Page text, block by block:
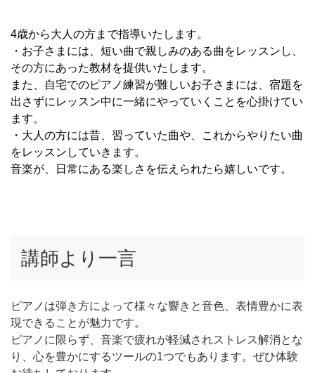
4歳から大人の方まで指導いたします。
・お子さまには、短い曲で親しみのある曲をレッスンし、
その方にあった教材を提供いたします。
また、自宅でのピアノ練習が難しいお子さまには、宿題を
出さずにレッスン中に一緒にやっていくことを心掛けてい
ます。
・大人の方には昔、習っていた曲や、これからやりたい曲
をレッスンしていきます。
音楽が、日常にある楽しさを伝えられたら嬉しいです。
講師より一言
ピアノは弾き方によって様々な響きと音色、表情豊かに表
現できることが魅力です。
ピアノに限らず、音楽で疲れが軽減されストレス解消とな
り、心を豊かにするツールの1つでもあります。ぜひ体験